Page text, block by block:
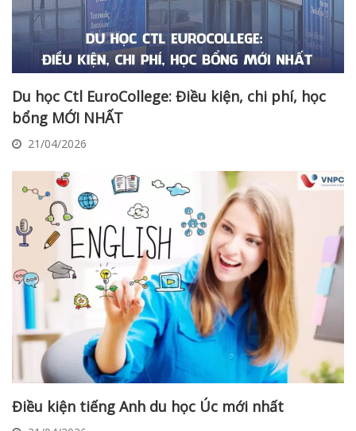
Du học Ctl EuroCollege: Điều kiện, chi phí, học
bổng MỚI NHẤT
21/04/2026
Điều kiện tiếng Anh du học Úc mới nhất